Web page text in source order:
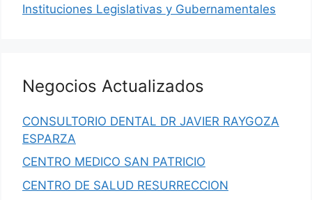
Instituciones Legislativas y Gubernamentales
Negocios Actualizados
CONSULTORIO DENTAL DR JAVIER RAYGOZA
ESPARZA
CENTRO MEDICO SAN PATRICIO
CENTRO DE SALUD RESURRECCION